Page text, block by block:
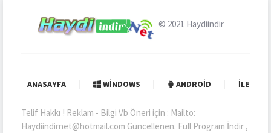
© 2021 Haydiindir
ANASAYFA WINDOWS ANDROID İLETIŞIM
Telif Hakkı ! Reklam - Bilgi Vb Öneri için : Mailto:
Haydiindirnet@hotmail.com Güncellenen. Full Program İndir ,